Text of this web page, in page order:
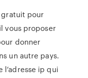
pour
vous proposer
donner
un autre pays.
l’adresse ip qui